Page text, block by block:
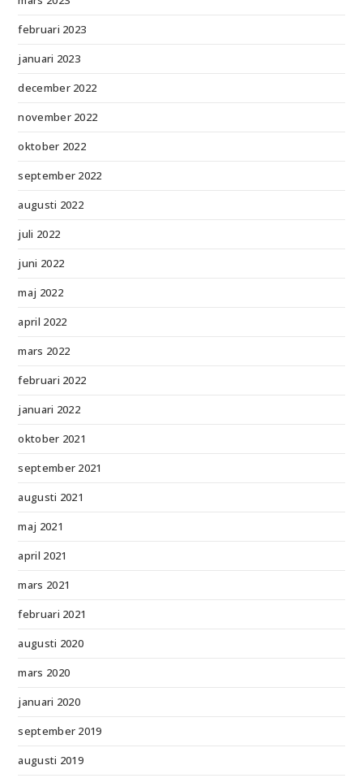
februari 2023
januari 2023
december 2022
november 2022
oktober 2022
september 2022
augusti 2022
juli 2022
juni 2022
maj 2022
april 2022
mars 2022
februari 2022
januari 2022
oktober 2021
september 2021
augusti 2021
maj 2021
april 2021
mars 2021
februari 2021
augusti 2020
mars 2020
januari 2020
september 2019
augusti 2019